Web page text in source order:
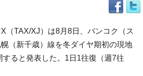
（TAX/XJ）は8月8日、バンコク（ス
（新千歳）線を冬ダイヤ期初の現地
すると発表した。1日1往復（週7往